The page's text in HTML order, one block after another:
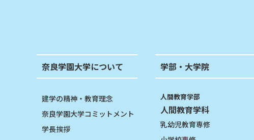
奈良学園大学について
建学の精神・教育理念
奈良学園大学コミットメント
学長挨拶
学部・大学院
人間教育学部
人間教育学科
乳幼児教育専修